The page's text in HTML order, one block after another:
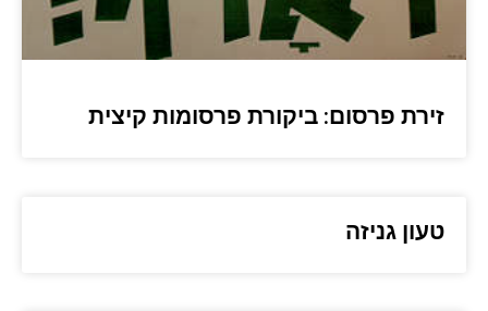
זירת פרסום: ביקורת פרסומות קיצית
טעון גניזה